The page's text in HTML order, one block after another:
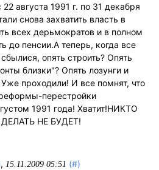
августа 1991 г. по 31 декабря
снова захватить власть в
всех дерьмократов и в полном
до пенсии.А теперь, когда все
опять строить? Опять
близки"? Опять лозунги и
проходили! И все помнят, что
перестройки
1991 года! Хватит!НИКТО
НЕ БУДЕТ!
, 15.11.2009 05:51 (#)